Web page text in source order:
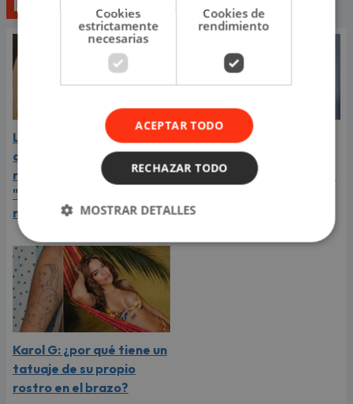
La Joaqui expone la
dolorosa verdad de su
ruptura con Luck Ra:
"Pensé que me iba a pedir
matrimonio"
J Balvin es acusado de
presunta infidelidad a
Valentina Ferrer durante
Karol G: ¿por qué tiene un
tatuaje de su propio
rostro en el brazo?
Cookies
estrictamente
necesarias
Cookies de
rendimiento
ACEPTAR TODO
RECHAZAR TODO
MOSTRAR DETALLES